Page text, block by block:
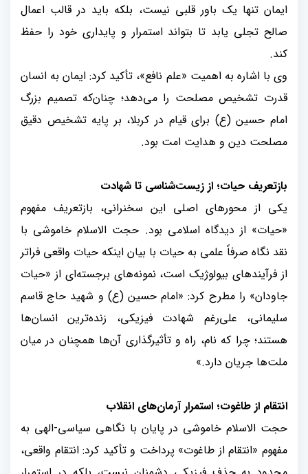
ایمان تنها یک باور قلبی نیست، بلکه باید در قالب اعمال
صالح تجلی یابد تا بتواند استمرار و پایداری خود را حفظ
کند.
وی با اشاره به اهمیت «علم نافع»، تأکید کرد: ایمان به انسان
قدرت تشخیص مصلحت را می‌دهد؛ چنان‌که تصمیم بزرگ
امام حسین (ع) برای قیام در کربلا، بر پایه تشخیص دقیق
مصلحت دین و هدایت امت بود.
بازتعریف حیات؛ از زیست‌شناسی تا شهادت
یکی از محورهای اصلی این سخنرانی، بازتعریف مفهوم
«حیات» از دیدگاه اسلامی بود. حجت الاسلام خاموشی با
نقد نگاه صرفاً علمی به حیات با بیان اینکه حیات واقعی فراتر
از فرآیندهای بیولوژیک است، نمونه‌های برجسته‌ای از «حیات
جاودان» را مطرح کرد: «امام حسین (ع) و شهید حاج قاسم
سلیمانی، علی‌رغم شهادت فیزیکی، زنده‌ترین انسان‌ها
هستند؛ چرا که نام، راه و تأثیرگذاری آن‌ها همچنان در میان
ملت‌ها جریان دارد.
»
انتقام از طاغوت؛ استمرار آرمان‌های انقلاب
حجت الاسلام خاموشی در پایان با نگاهی سیاسی-الهی به
مفهوم «انتقام از طاغوت» پرداخت و تأکید کرد: انتقام واقعی،